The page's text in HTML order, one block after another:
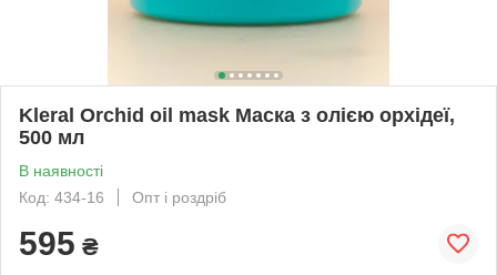
Kleral Orchid oil mask Маска з олією орхідеї,
500 мл
В наявності
Код: 434-16
Опт і роздріб
595 ₴